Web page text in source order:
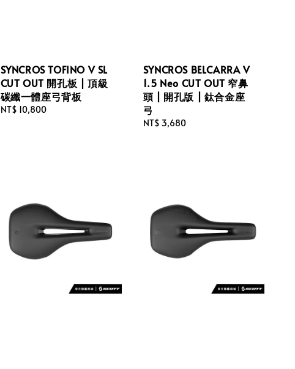
SYNCROS TOFINO V SL
CUT OUT 開孔板 | 頂級
碳纖一體座弓背板
Regular
NT$ 10,800
SYNCROS BELCARRA V
1.5 Neo CUT OUT 窄鼻
頭 | 開孔版 | 鈦合金座
弓
Regular
NT$ 3,680